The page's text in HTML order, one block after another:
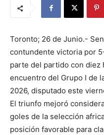
Toronto; 26 de Junio.-
contundente victoria por
parte del partido con diez
encuentro del Grupo I de
2026, disputado este
El triunfo mejoró
goles de la selección
posición favorable para